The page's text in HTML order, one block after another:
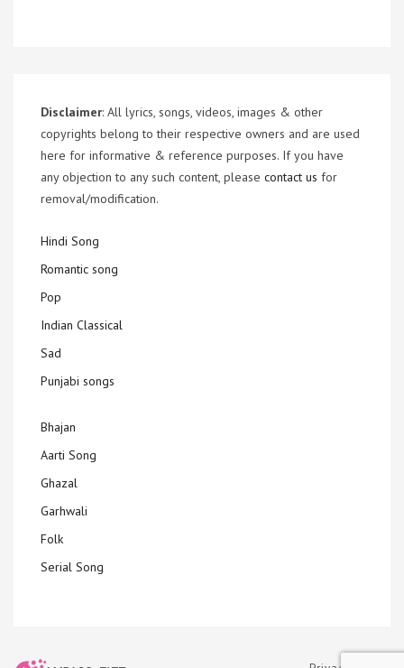
Disclaimer: All lyrics, songs, videos, images & other
copyrights belong to their respective owners and are used
here for informative & reference purposes. If you have
any objection to any such content, please contact us for
removal/modification.
Hindi Song
Romantic song
Pop
Indian Classical
Sad
Punjabi songs
Bhajan
Aarti Song
Ghazal
Garhwali
Folk
Serial Song